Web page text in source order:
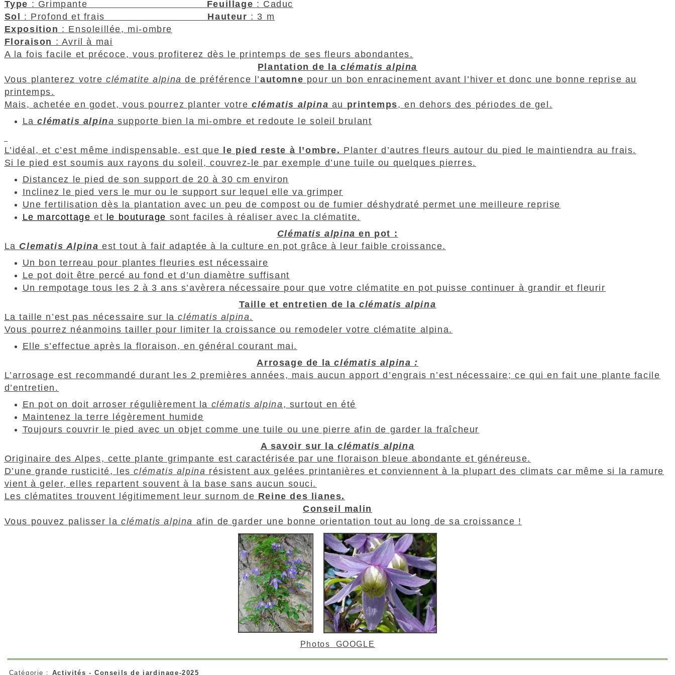
Type : Grimpante Feuillage : Caduc
Sol
: Profond et frais Hauteur : 3 m
Exposition : Ensoleillée, mi-ombre
Floraison : Avril à mai
A la fois facile et précoce, vous profiterez dès le printemps de ses fleurs abondantes.
Plantation de laclématis alpina
Vous planterez votreclématite alpinade préférence l’automne pour un bon enracinement avant l’hiver et donc une bonne reprise au
printemps.
Mais, achetée en godet, vous pourrez planter votreclématis alpina au printemps, en dehors des périodes de gel.
Laclématis alpina supporte bien la mi-ombre et redoute le soleil brulant
L’idéal, et c’est même indispensable, est que le pied reste à l’ombre. Planter d’autres fleurs autour du pied le maintiendra au frais.
Si le pied est soumis aux rayons du soleil, couvrez-le par exemple d’une tuile ou quelques pierres.
Distancez le pied de son support de 20 à 30 cm environ
Inclinez le pied vers le mur ou le support sur lequel elle va grimper
Une fertilisation dès la plantation avec un peu de compost ou de fumier déshydraté permet une meilleure reprise
Le marcottage et le bouturage sont faciles à réaliser avec la clématite.
Clématis alpina en pot :
La Clematis Alpina est tout à fait adaptée à la culture en pot grâce à leur faible croissance.
Un bon terreau pour plantes fleuries est nécessaire
Le pot doit être percé au fond et d’un diamètre suffisant
Un rempotage tous les 2 à 3 ans s’avèrera nécessaire pour que votre clématite en pot puisse continuer à grandir et fleurir
Taille et entretien de laclématis alpina
La taille n’est pas nécessaire sur laclématis alpina.
Vous pourrez néanmoins tailler pour limiter la croissance ou remodeler votre clématite alpina.
Elle s’effectue après la floraison, en général courant mai.
Arrosage de laclématis alpina :
L’arrosage est recommandé durant les 2 premières années, mais aucun apport d’engrais n’est nécessaire; ce qui en fait une plante facile
d’entretien.
En pot on doit arroser régulièrement la clématis alpina, surtout en été
Maintenez la terre légèrement humide
Toujours couvrir le pied avec un objet comme une tuile ou une pierre afin de garder la fraîcheur
A savoir sur laclématis alpina
Originaire des Alpes, cette plante grimpante est caractérisée par une floraison bleue abondante et généreuse.
D’une grande rusticité, lesclématis alpina résistent aux gelées printanières et conviennent à la plupart des climats car même si la ramure
vient à geler, elles repartent souvent à la base sans aucun souci.
Les clématites trouvent légitimement leur surnom de Reine des lianes.
Conseil malin
Vous pouvez palisser la clématis alpina afin de garder une bonne orientation tout au long de sa croissance !
Photos GOOGLE
Catégorie : Activités - Conseils de jardinage-2025